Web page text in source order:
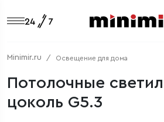
Minimir.ru Освещение для дома
Потолочные
цоколь G5.3